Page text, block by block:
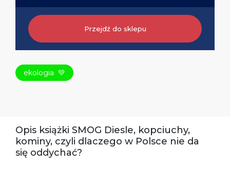
Przejdź do sklepu
ekologia 💚
Opis książki SMOG Diesle, kopciuchy,
kominy, czyli dlaczego w Polsce nie da
się oddychać?